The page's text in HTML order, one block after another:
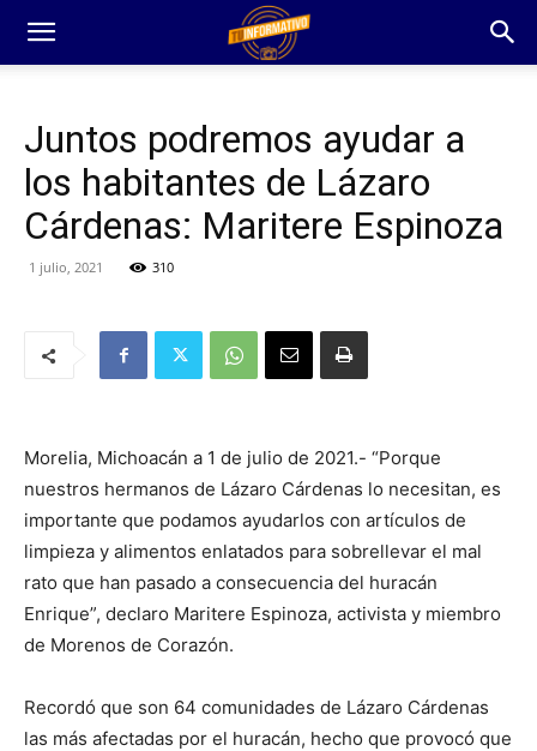
Juntos podremos ayudar a
los habitantes de Lázaro
Cárdenas: Maritere Espinoza
1 julio, 2021 310
Morelia, Michoacán a 1 de julio de 2021.- “Porque
nuestros hermanos de Lázaro Cárdenas lo necesitan, es
importante que podamos ayudarlos con artículos de
limpieza y alimentos enlatados para sobrellevar el mal
rato que han pasado a consecuencia del huracán
Enrique”, declaro Maritere Espinoza, activista y miembro
de Morenos de Corazón.
Recordó que son 64 comunidades de Lázaro Cárdenas
las más afectadas por el huracán, hecho que provocó que